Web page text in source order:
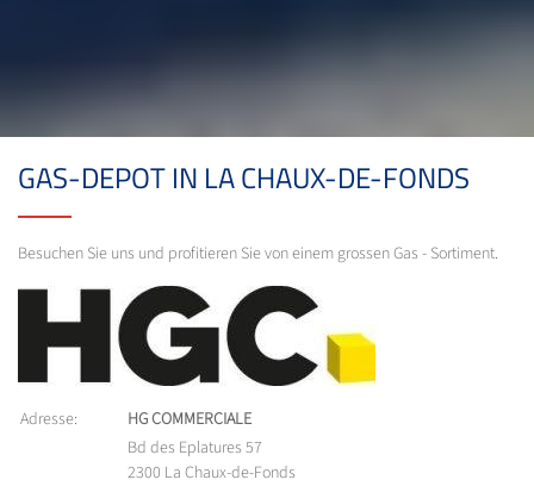
GAS-DEPOT IN LA CHAUX-DE-FONDS
Besuchen Sie uns und profitieren Sie von einem grossen Gas - Sortiment.
Adresse:
HG COMMERCIALE
Bd des Eplatures 57
2300 La Chaux-de-Fonds